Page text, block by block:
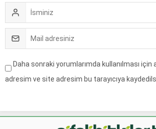
Daha sonraki yorumlarımda kullanılması için
adresim ve site adresim bu tarayıcıya